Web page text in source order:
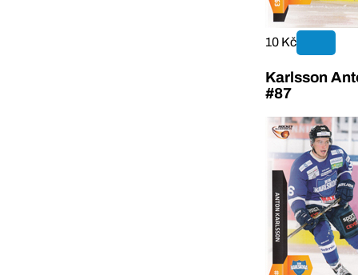
10 Kč
Karlsson
#87